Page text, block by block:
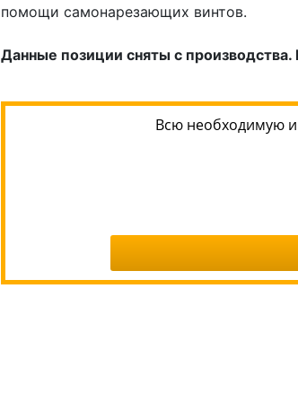
помощи самонарезающих винтов.
Данные позиции сняты с
Всю необходимую